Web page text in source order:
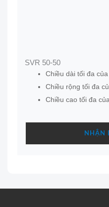
SVR 50-50
Chiều dài tối đa
Chiều rộng tối đa
Chiều cao tối đa
NHẬN